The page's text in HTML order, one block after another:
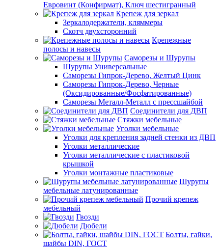
Евровинт (Конфирмат), Ключ шестигранный
Крепеж для зеркал
Зеркалодержатели, кляммеры
Скотч двухсторонний
Крепежные
полосы и навесы
Саморезы и Шурупы
Шурупы Универсальные
Саморезы Гипрок-Дерево, Желтый Цинк
Саморезы Гипрок-Дерево, Черные
(Оксидированные/Фосфатированные)
Саморезы Металл-Металл с прессшайбой
Соединители для ДВП
Стяжки мебельные
Уголки мебельные
Уголки для крепления задней стенки из ДВП
Уголки металлические
Уголки металлические с пластиковой
крышкой
Уголки монтажные пластиковые
Шурупы
мебельные латунированные
Прочий крепеж
мебельный
Гвозди
Дюбели
Болты, гайки,
шайбы DIN, ГОСТ